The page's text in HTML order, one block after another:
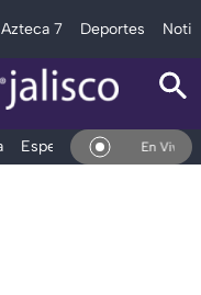
Azteca 7 Deportes
Espectáculos Deportes
En Vivo